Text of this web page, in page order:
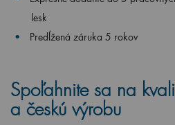
lesk
Predĺžená záruka 5 rokov
Spoľahnite sa na
a českú výrobu